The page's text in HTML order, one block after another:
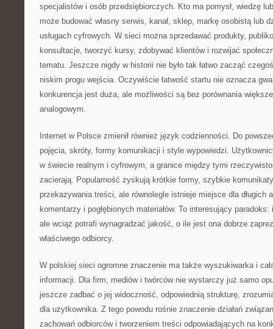
specjalistów i osób przedsiębiorczych. Kto ma pomysł, wiedzę
może budować własny serwis, kanał, sklep, markę osobistą lub
usługach cyfrowych. W sieci można sprzedawać produkty,
konsultacje, tworzyć kursy, zdobywać klientów i rozwijać
tematu. Jeszcze nigdy w historii nie było tak łatwo zacząć
niskim progu wejścia. Oczywiście łatwość startu nie oznacza
konkurencja jest duża, ale możliwości są bez porównania
analogowym.
Internet w Polsce zmienił również język codzienności. Do
pojęcia, skróty, formy komunikacji i style wypowiedzi.
w świecie realnym i cyfrowym, a granice między tymi
zacierają. Popularność zyskują krótkie formy, szybkie
przekazywania treści, ale równolegle istnieje miejsce dla długich
komentarzy i pogłębionych materiałów. To interesujący
ale wciąż potrafi wynagradzać jakość, o ile jest ona dobrze
właściwego odbiorcy.
W polskiej sieci ogromne znaczenie ma także wyszukiwarka i
informacji. Dla firm, mediów i twórców nie wystarczy już samo
jeszcze zadbać o jej widoczność, odpowiednią strukturę,
dla użytkownika. Z tego powodu rośnie znaczenie działań
zachowań odbiorców i tworzeniem treści odpowiadających na